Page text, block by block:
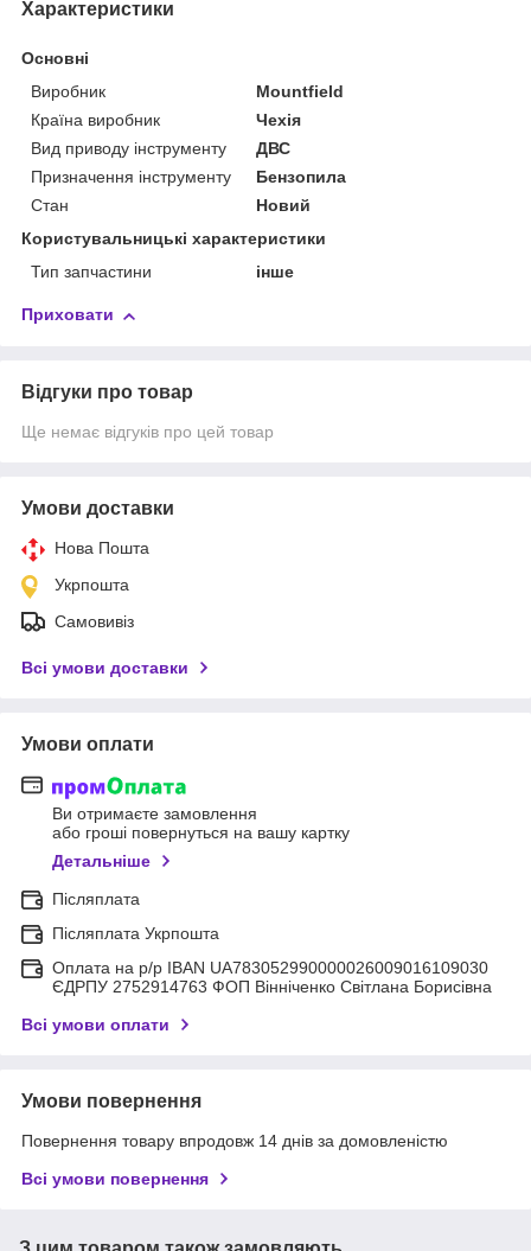
Характеристики
Основні
Виробник
Mountfield
Країна виробник
Чехія
Вид приводу інструменту
ДВС
Призначення інструменту
Бензопила
Стан
Новий
Користувальницькі характеристики
Тип запчастини
інше
Приховати
Відгуки про товар
Ще немає відгуків про цей товар
Умови доставки
Нова Пошта
Укрпошта
Самовивіз
Всі умови доставки
Умови оплати
Ви отримаєте замовлення
або гроші повернуться на вашу картку
Детальніше
Післяплата
Післяплата Укрпошта
Оплата на р/р IBAN UA783052990000026009016109030
ЄДРПУ 2752914763 ФОП Вінніченко Світлана Борисівна
Всі умови оплати
Умови повернення
Повернення товару впродовж 14 днів за домовленістю
Всі умови повернення